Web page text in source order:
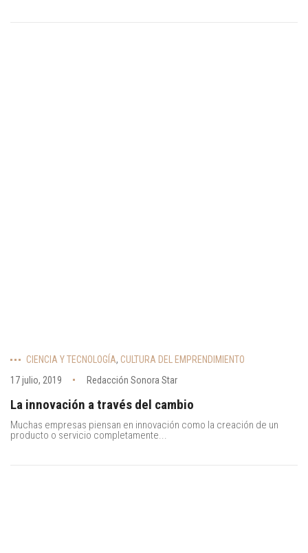
CIENCIA Y TECNOLOGÍA, CULTURA DEL EMPRENDIMIENTO
17 julio, 2019
Redacción Sonora Star
La innovación a través del cambio
Muchas empresas piensan en innovación como la creación de un
producto o servicio completamente...